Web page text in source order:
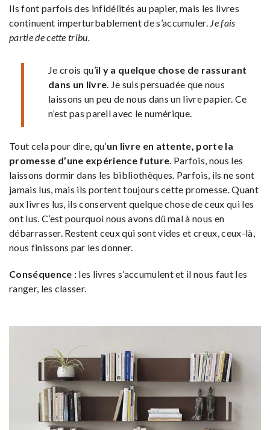
Ils font parfois des infidélités au papier, mais les livres
continuent imperturbablement de s’accumuler. Je fais
partie de cette tribu.
Je crois qu’il y a quelque chose de rassurant
dans un livre. Je suis persuadée que nous
laissons un peu de nous dans un livre papier. Ce
n’est pas pareil avec le numérique.
Tout cela pour dire, qu’un livre en attente, porte la
promesse d’une expérience future. Parfois, nous les
laissons dormir dans les bibliothèques. Parfois, ils ne sont
jamais lus, mais ils portent toujours cette promesse. Quant
aux livres lus, ils conservent quelque chose de ceux qui les
ont lus. C’est pourquoi nous avons dû mal à nous en
débarrasser. Restent ceux qui sont vides et creux, ceux-là,
nous finissons par les donner.
Conséquence : les livres s’accumulent et il nous faut les
ranger, les classer.